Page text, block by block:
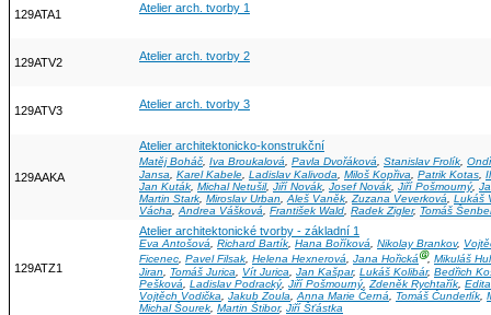
129ATA1 Atelier arch. tvorby 1
129ATV2 Atelier arch. tvorby 2
129ATV3 Atelier arch. tvorby 3
129AAKA
Atelier architektonicko-konstrukční
Matěj Boháč, Iva Broukalová, Pavla Dvořáková, Stanislav Frolík,
Jansa
Karel Kabele Ladislav Kalivoda Miloš Kopřiva Patrik Kotas
Jan Kuták Michal Netušil, Jiří Novák Josef Novák Jiří Pošmourný,
Martin Stark Miroslav Urban Aleš Vaněk Zuzana Veverková
Lukáš
Vácha
Andrea Vášková František Wald Radek Zigler, Tomáš
129ATZ1
Atelier architektonické tvorby - základní 1
Eva Antošová, Richard Bartík, Hana Boříková, Nikolay Brankov,
Ficenec, Pavel Filsak, Helena Hexnerová, Jana HořickáⒼ, Mikuláš
Jiran
Tomáš Jurica Vít Jurica Jan Kašpar, Lukáš Kolibár, Bedřich
Pešková
Ladislav Podracký, Jiří Pošmourný, Zdeněk Rychtařík
Vojtěch Vodička
Jakub Zoula Anna Marie Černá Tomáš Čunderlík
Michal Šourek Martin Štibor, Jiří Šťástka